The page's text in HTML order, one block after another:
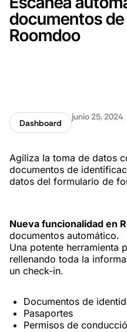
documentos
Roomdoo
Dashboard
junio 25, 2024
Agiliza la toma de datos
documentos de
datos del formulario de
Nueva funcionalidad en
documentos automático.
Una potente herramienta
rellenando toda la
un check-in.
Documentos de
Pasaportes
Permisos de